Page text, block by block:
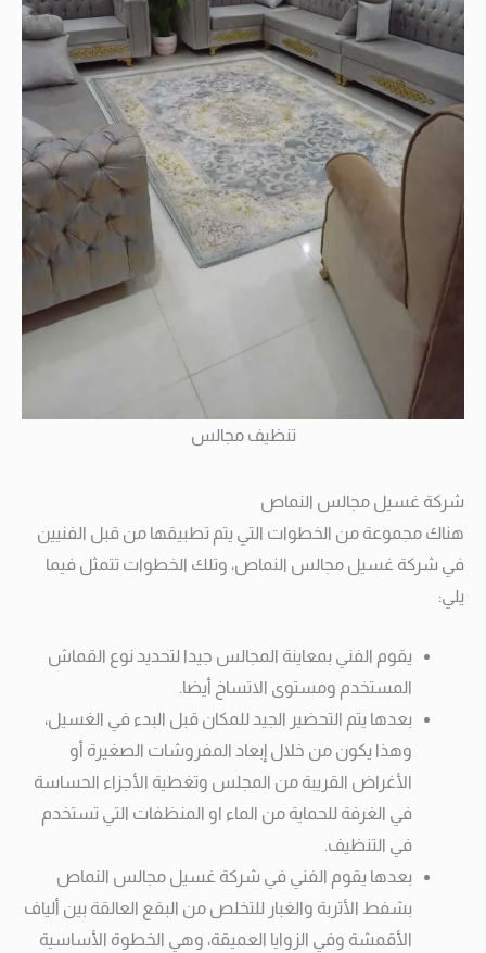
تنظيف مجالس
شركة غسيل مجالس النماص
هناك مجموعة من الخطوات التي يتم تطبيقها من قبل الفنيين
في شركة غسيل مجالس النماص، وتلك الخطوات تتمثل فيما
يلي:
يقوم الفني بمعاينة المجالس جيدا لتحديد نوع القماش
المستخدم ومستوى الاتساخ أيضا.
بعدها يتم التحضير الجيد للمكان قبل البدء في الغسيل،
وهذا يكون من خلال إبعاد المفروشات الصغيرة أو
الأغراض القريبة من المجلس وتغطية الأجزاء الحساسة
في الغرفة للحماية من الماء او المنظفات التي تستخدم
في التنظيف.
بعدها يقوم الفني في شركة غسيل مجالس النماص
بشفط الأتربة والغبار للتخلص من البقع العالقة بين ألياف
الأقمشة وفي الزوايا العميقة، وهي الخطوة الأساسية